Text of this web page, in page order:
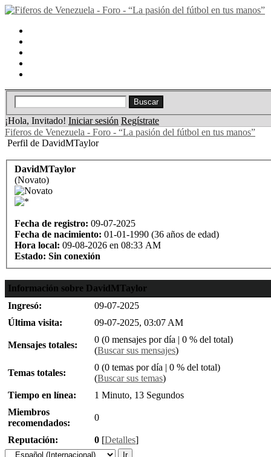
¡Hola, Invitado! Iniciar sesión Regístrate
Fiferos de Venezuela - Foro - “La pasión del fútbol en tus manos”
Perfil de DavidMTaylor
DavidMTaylor
(Novato)
Fecha de registro: 09-07-2025
Fecha de nacimiento: 01-01-1990 (36 años de edad)
Hora local: 09-08-2026 en 08:33 AM
Estado: Sin conexión
Información sobre DavidMTaylor
Ingresó:
09-07-2025
Última visita:
09-07-2025, 03:07 AM
Mensajes totales:
0 (0 mensajes por día | 0 % del total)
(Buscar sus mensajes)
Temas totales:
0 (0 temas por día | 0 % del total)
(Buscar sus temas)
Tiempo en línea:
1 Minuto, 13 Segundos
Miembros
recomendados:
0
Reputación: 0 [Detalles]